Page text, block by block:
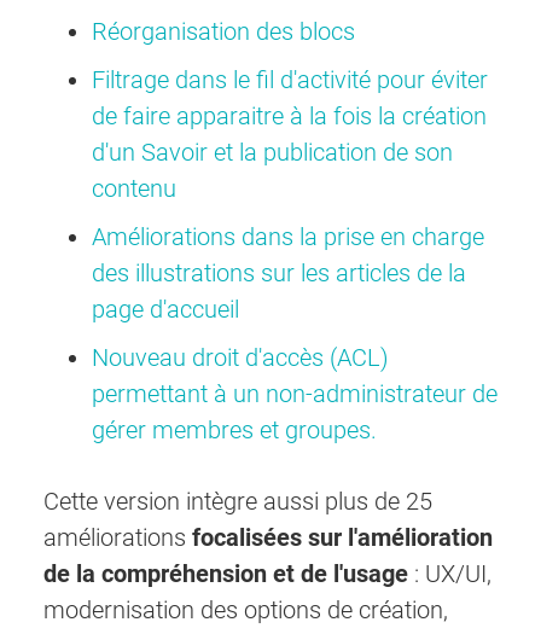
Réorganisation des blocs
Filtrage dans le fil d'activité pour éviter
de faire apparaitre à la fois la création
d'un Savoir et la publication de son
contenu
Améliorations dans la prise en charge
des illustrations sur les articles de la
page d'accueil
Nouveau droit d'accès (ACL)
permettant à un non-administrateur de
gérer membres et groupes.
Cette version intègre aussi plus de 25
améliorations focalisées sur l'amélioration
de la compréhension et de l'usage : UX/UI,
modernisation des options de création,